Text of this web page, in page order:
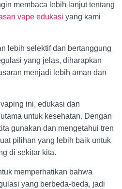
membaca lebih lanjut tentang
vape edukasi yang kami
lebih selektif dan bertanggung
yang jelas, diharapkan
menjadi lebih aman dan
ini, edukasi dan
untuk kesehatan. Dengan
gunakan dan mengetahui tren
pilihan yang lebih baik untuk
di sekitar kita.
memperhatikan bahwa
yang berbeda-beda, jadi